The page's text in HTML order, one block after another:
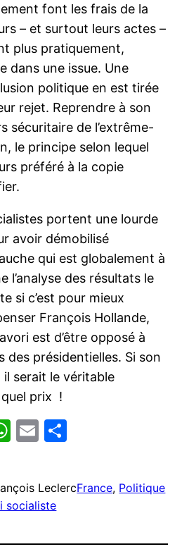
font les frais de la
– et surtout leurs actes –
plus pratiquement,
dans une issue. Une
politique en est tirée
rejet. Reprendre à son
sécuritaire de l’extrême-
le principe selon lequel
préféré à la copie
portent une lourde
avoir démobilisé
qui est globalement à
l’analyse des résultats le
si c’est pour mieux
François Hollande,
est d’être opposé à
des présidentielles. Si son
serait le véritable
quel prix !
WhatsApp
Email
LeclercFrance, Politique
socialiste